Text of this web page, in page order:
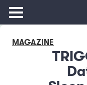
MAGAZINE